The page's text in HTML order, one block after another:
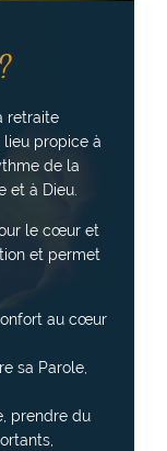
retraite
propice à
de la
et à Dieu.
le cœur et
et permet
au cœur
sa Parole,
prendre du